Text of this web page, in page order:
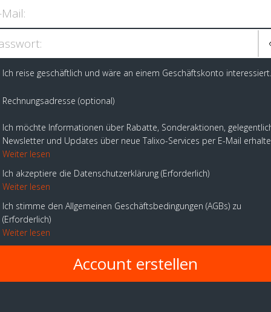
Ich reise geschäftlich und wäre an einem Geschäftskonto interessiert.
Rechnungsadresse (optional)
Ich möchte Informationen über Rabatte, Sonderaktionen,
Newsletter und Updates über neue Talixo-Services per E-Mail
Weiter lesen
Ich akzeptiere die Datenschutzerklärung Erforderlich
Weiter lesen
Ich stimme den Allgemeinen Geschäftsbedingungen (AGBs) zu
Erforderlich
Weiter lesen